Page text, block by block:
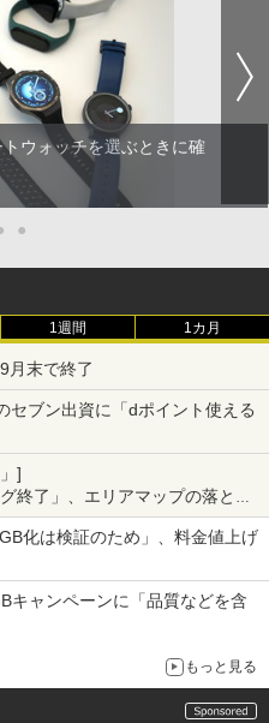
ウォッチを選ぶときに確
●
1週間 1カ月
月末で終了
セブン出資に「dポイント使える
]
終了」、エリアマップの落とし
化は検証のため」、料金値上げ
キャンペーンに「品質などを含
もっと見る